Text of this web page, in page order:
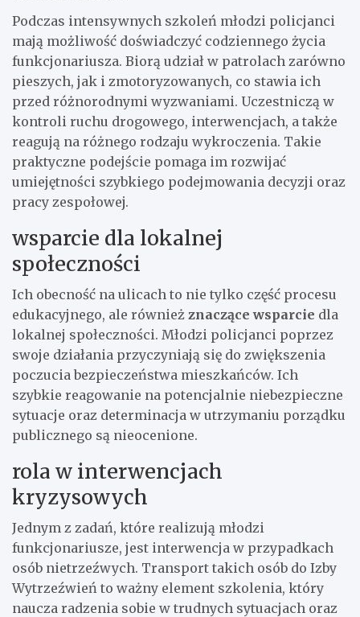
Podczas intensywnych szkoleń młodzi policjanci
mają możliwość doświadczyć codziennego życia
funkcjonariusza. Biorą udział w patrolach zarówno
pieszych, jak i zmotoryzowanych, co stawia ich
przed różnorodnymi wyzwaniami. Uczestniczą w
kontroli ruchu drogowego, interwencjach, a także
reagują na różnego rodzaju wykroczenia. Takie
praktyczne podejście pomaga im rozwijać
umiejętności szybkiego podejmowania decyzji oraz
pracy zespołowej.
wsparcie dla lokalnej
społeczności
Ich obecność na ulicach to nie tylko część procesu
edukacyjnego, ale również znaczące wsparcie dla
lokalnej społeczności. Młodzi policjanci poprzez
swoje działania przyczyniają się do zwiększenia
poczucia bezpieczeństwa mieszkańców. Ich
szybkie reagowanie na potencjalnie niebezpieczne
sytuacje oraz determinacja w utrzymaniu porządku
publicznego są nieocenione.
rola w interwencjach
kryzysowych
Jednym z zadań, które realizują młodzi
funkcjonariusze, jest interwencja w przypadkach
osób nietrzeźwych. Transport takich osób do Izby
Wytrzeźwień to ważny element szkolenia, który
naucza radzenia sobie w trudnych sytuacjach oraz